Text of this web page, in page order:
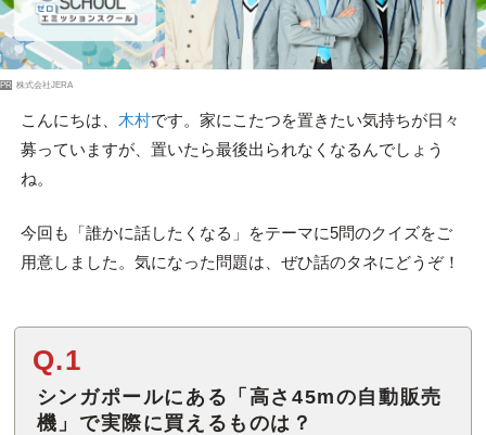
PR 株式会社JERA
こんにちは、 木村です。家にこたつを置きたい気持ちが日々
募っていますが、置いたら最後出られなくなるんでしょう
ね。
今回も「誰かに話したくなる」をテーマに5問のクイズをご
用意しました。気になった問題は、ぜひ話のタネにどうぞ！
Q.1
シンガポールにある「高さ45mの自動販売
機」で実際に買えるものは？